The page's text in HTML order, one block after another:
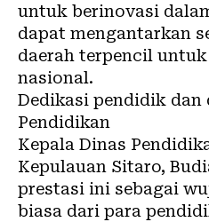
untuk berinovasi
dapat mengantarkan
daerah terpencil
nasional.
Dedikasi pendidik dan
Pendidikan
Kepala Dinas
Kepulauan Sitaro,
prestasi ini sebagai
biasa dari para